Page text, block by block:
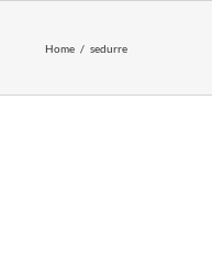
Home sedurre